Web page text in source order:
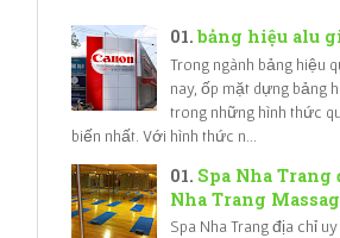
bảng hiệu alu
Trong ngành bảng hiệu
nay, ốp mặt dựng bảng
trong những hình thức
biến nhất. Với hình thức n...
Spa Nha Trang
Nha Trang
Spa Nha Trang địa chỉ